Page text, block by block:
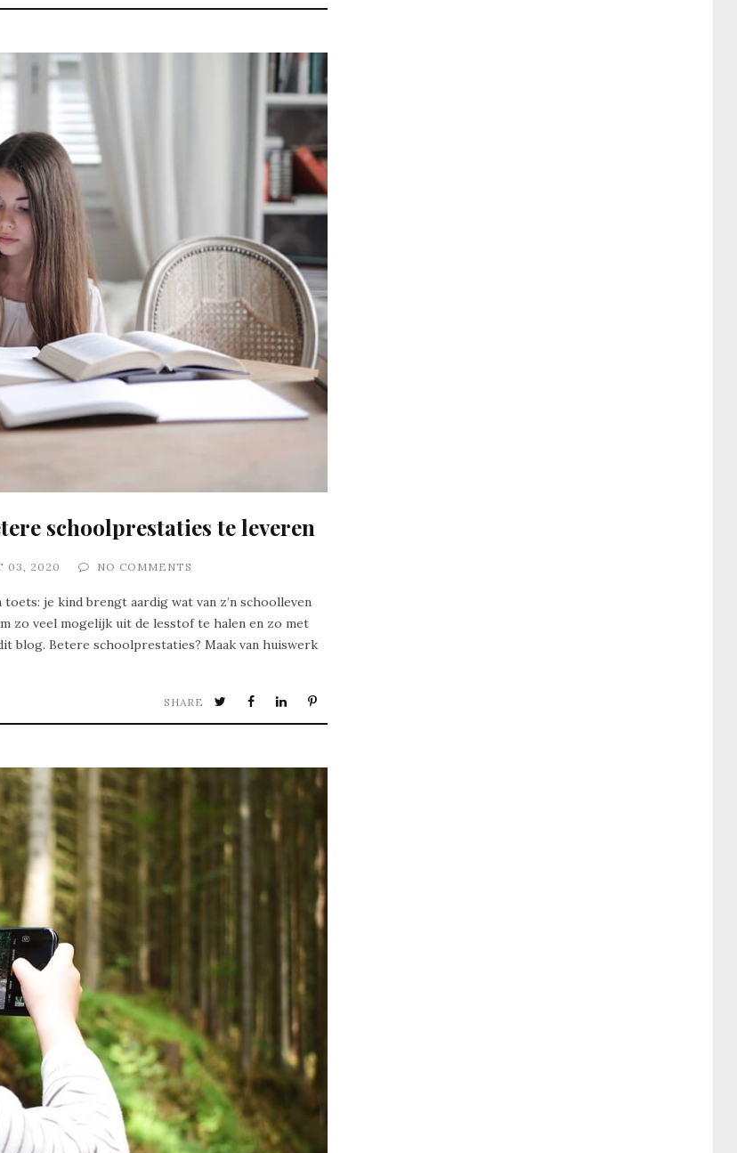
schoolprestaties te leveren
03, 2020 NO COMMENTS
je kind brengt aardig wat van z’n schoolleven
zo veel mogelijk uit de lesstof te halen en zo met
blog. Betere schoolprestaties? Maak van huiswerk
SHARE